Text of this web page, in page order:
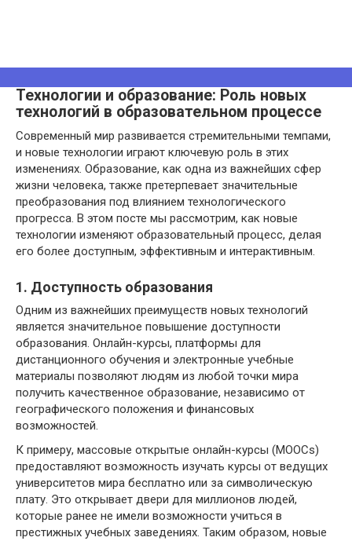
Технологии и образование: Роль новых
технологий в образовательном процессе
Современный мир развивается стремительными темпами,
и новые технологии играют ключевую роль в этих
изменениях. Образование, как одна из важнейших сфер
жизни человека, также претерпевает значительные
преобразования под влиянием технологического
прогресса. В этом посте мы рассмотрим, как новые
технологии изменяют образовательный процесс, делая
его более доступным, эффективным и интерактивным.
1. Доступность образования
Одним из важнейших преимуществ новых технологий
является значительное повышение доступности
образования. Онлайн-курсы, платформы для
дистанционного обучения и электронные учебные
материалы позволяют людям из любой точки мира
получить качественное образование, независимо от
географического положения и финансовых
возможностей.
К примеру, массовые открытые онлайн-курсы (MOOCs)
предоставляют возможность изучать курсы от ведущих
университетов мира бесплатно или за символическую
плату. Это открывает двери для миллионов людей,
которые ранее не имели возможности учиться в
престижных учебных заведениях. Таким образом, новые